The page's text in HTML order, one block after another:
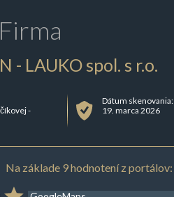
- LAUKO spol. s r.o.
-
Dátum skenovania:
19. marca 2026
Na základe 9 hodnotení z portálov: